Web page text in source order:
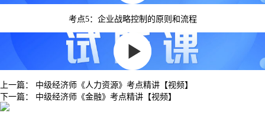
考点5：企业战略控制的原则和流程
上一篇： 中级经济师《人力资源》考点精讲【视频】
下一篇： 中级经济师《金融》考点精讲【视频】